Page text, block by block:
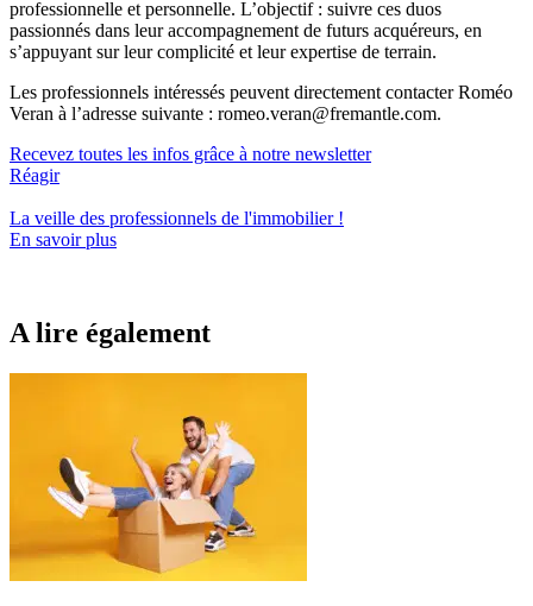
professionnelle et personnelle. L’objectif : suivre ces duos
passionnés dans leur accompagnement de futurs acquéreurs, en
s’appuyant sur leur complicité et leur expertise de terrain.
Les professionnels intéressés peuvent directement contacter Roméo
Veran à l’adresse suivante : romeo.veran@fremantle.com.
Recevez toutes les infos grâce à notre newsletter
Réagir
La veille des professionnels de l'immobilier!
En savoir plus
A lire également